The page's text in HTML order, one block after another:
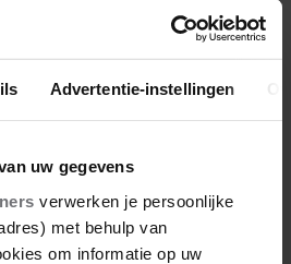
Advertentie-instellingen
uw gegevens
verwerken je persoonlijke
met behulp van
om informatie op uw